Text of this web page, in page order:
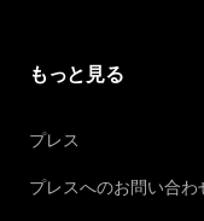
もっと見る
プレス
プレスへのお問い合わ